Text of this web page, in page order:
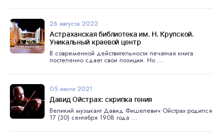
26 августа 2022
Астраханская библиотека им. Н. Крупской.
Уникальный краевой центр
В современной действительности печатная книга
постепенно сдает свои позиции. Но ...
05 июля 2021
Давид Ойстрах: скрипка гения
Великий музыкант Давид Фишелевич Ойстрах родился
17 (30) сентября 1908 года ...